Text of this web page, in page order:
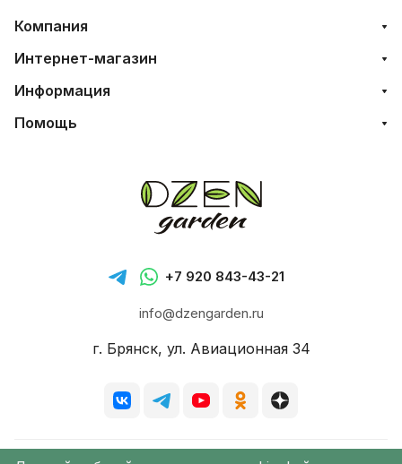
Компания
Интернет-магазин
Информация
Помощь
+7 920 843-43-21
info@dzengarden.ru
г. Брянск, ул. Авиационная 34